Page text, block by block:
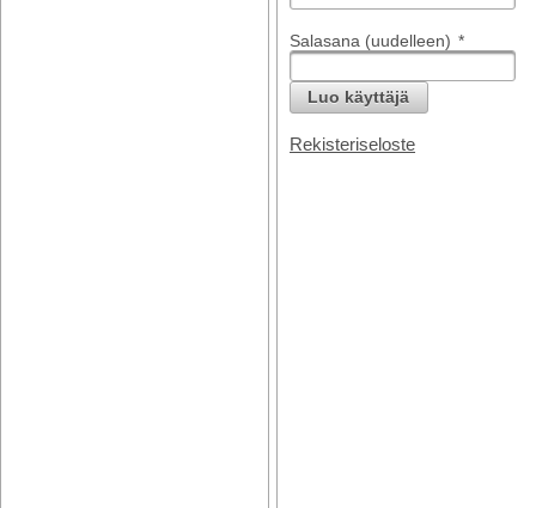
Salasana (uudelleen) *
Luo käyttäjä
Rekisteriseloste